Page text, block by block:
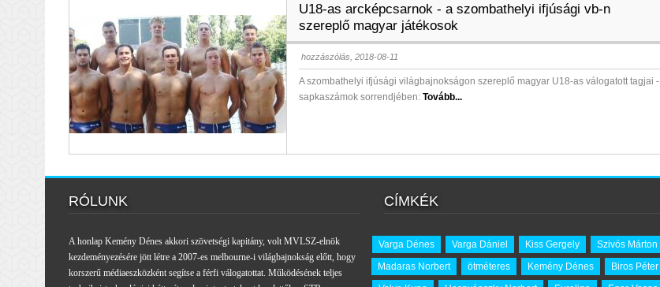
U18-as arcképcsarnok - a szombathelyi ifjúsági vb-n
szereplő magyar játékosok
hozzászólás, 2018-08-11
A szombathelyi ifjúsági világbajnokságon szereplő magyar U18-as válogatott tagjai -
sapkaszámok sorrendjében:Tovább...
RÓLUNK
A honlap Kemény Dénes akkori szövetségi kapitány, volt MVLSZ-elnök
kezdeményezésére jött létre a 2007-es melbourne-i világbajnokság előtt, hogy
korszerű médiaeszközként segítse a férfi válogatottat. Működésének teljes
CÍMKÉK
Varga Dénes Varga Dániel Kiss Gergely
Szivós Márton
Madaras Norbert
ötméteres Kemény Dénes
Biros Péter